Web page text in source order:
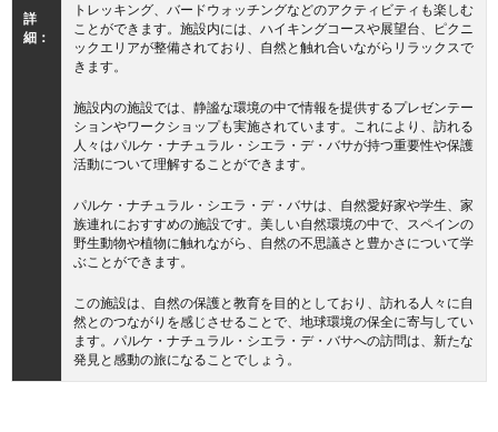
詳
細：
トレッキング、バードウォッチングなどのアクティビティも楽しむ
ことができます。施設内には、ハイキングコースや展望台、ピクニ
ックエリアが整備されており、自然と触れ合いながらリラックスで
きます。
施設内の施設では、静謐な環境の中で情報を提供するプレゼンテー
ションやワークショップも実施されています。これにより、訪れる
人々はパルケ・ナチュラル・シエラ・デ・バサが持つ重要性や保護
活動について理解することができます。
パルケ・ナチュラル・シエラ・デ・バサは、自然愛好家や学生、家
族連れにおすすめの施設です。美しい自然環境の中で、スペインの
野生動物や植物に触れながら、自然の不思議さと豊かさについて学
ぶことができます。
この施設は、自然の保護と教育を目的としており、訪れる人々に自
然とのつながりを感じさせることで、地球環境の保全に寄与してい
ます。パルケ・ナチュラル・シエラ・デ・バサへの訪問は、新たな
発見と感動の旅になることでしょう。